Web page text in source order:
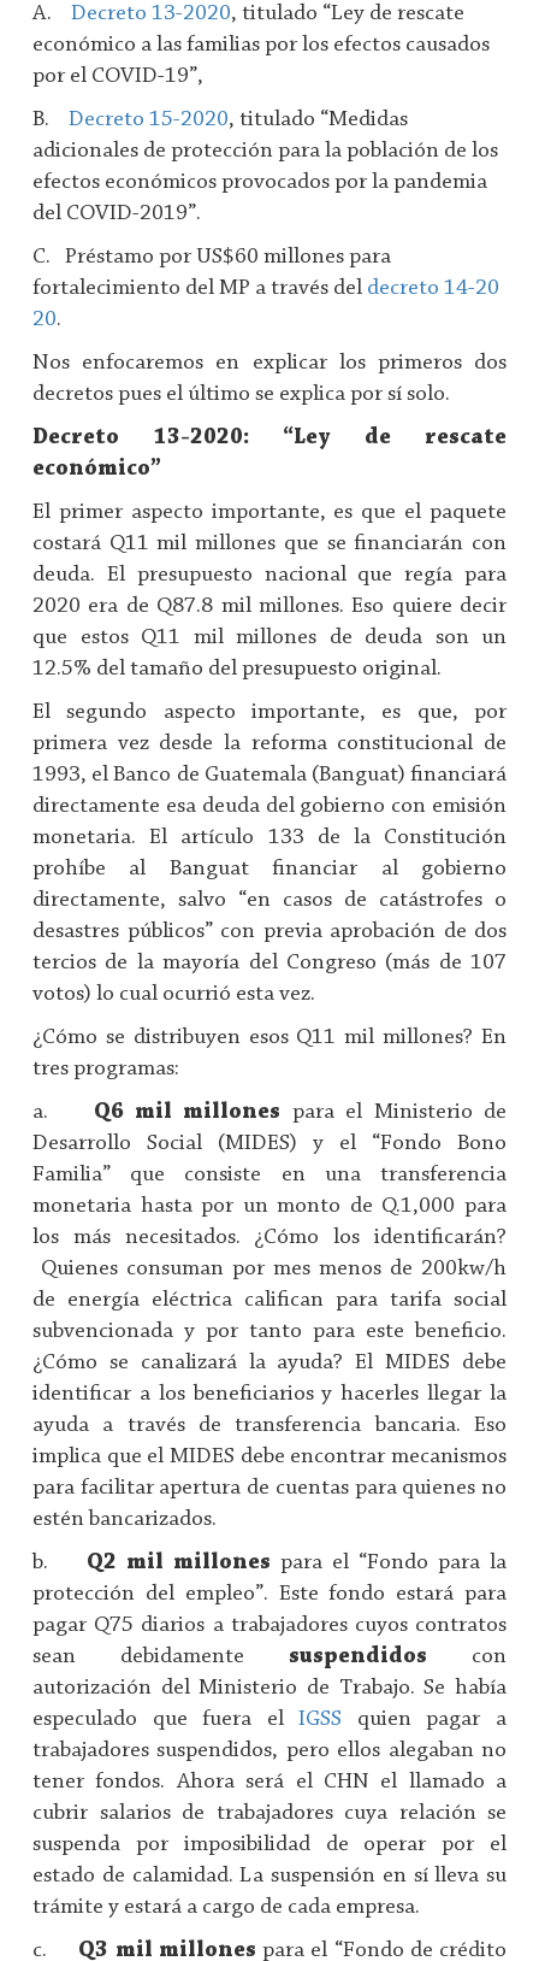
A. Decreto 13-2020, titulado “Ley de rescate
económico a las familias por los efectos causados
por el COVID-19”,
B. Decreto 15-2020, titulado “Medidas
adicionales de protección para la población de los
efectos económicos provocados por la pandemia
del COVID-2019”.
C. Préstamo por US$60 millones para
fortalecimiento del MP a través del decreto 14-20
20.
Nos enfocaremos en explicar los primeros dos
decretos pues el último se explica por sí solo.
Decreto 13-2020: “Ley de rescate
económico”
El primer aspecto importante, es que el paquete
costará Q11 mil millones que se financiarán con
deuda. El presupuesto nacional que regía para
2020 era de Q87.8 mil millones. Eso quiere decir
que estos Q11 mil millones de deuda son un
12.5% del tamaño del presupuesto original.
El segundo aspecto importante, es que, por
primera vez desde la reforma constitucional de
1993, el Banco de Guatemala (Banguat) financiará
directamente esa deuda del gobierno con emisión
monetaria. El artículo 133 de la Constitución
prohíbe al Banguat financiar al gobierno
directamente, salvo “en casos de catástrofes o
desastres públicos” con previa aprobación de dos
tercios de la mayoría del Congreso (más de 107
votos) lo cual ocurrió esta vez.
¿Cómo se distribuyen esos Q11 mil millones? En
tres programas:
a. Q6 mil millones para el Ministerio de
Desarrollo Social (MIDES) y el “Fondo Bono
Familia” que consiste en una transferencia
monetaria hasta por un monto de Q.1,000 para
los más necesitados. ¿Cómo los identificarán?
Quienes consuman por mes menos de 200kw/h
de energía eléctrica califican para tarifa social
subvencionada y por tanto para este beneficio.
¿Cómo se canalizará la ayuda? El MIDES debe
identificar a los beneficiarios y hacerles llegar la
ayuda a través de transferencia bancaria. Eso
implica que el MIDES debe encontrar mecanismos
para facilitar apertura de cuentas para quienes no
estén bancarizados.
b. Q2 mil millones para el “Fondo para la
protección del empleo”. Este fondo estará para
pagar Q75 diarios a trabajadores cuyos contratos
sean debidamente suspendidos con
autorización del Ministerio de Trabajo. Se había
especulado que fuera elIGSS quien pagar a
trabajadores suspendidos, pero ellos alegaban no
tener fondos. Ahora será el CHN el llamado a
cubrir salarios de trabajadores cuya relación se
suspenda por imposibilidad de operar por el
estado de calamidad. La suspensión en sí lleva su
trámite y estará a cargo de cada empresa.
c. Q3 mil millones para el “Fondo de crédito